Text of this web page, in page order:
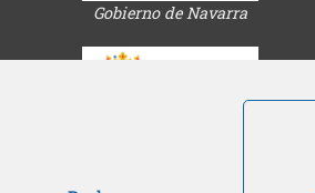
Gobierno de Navarra